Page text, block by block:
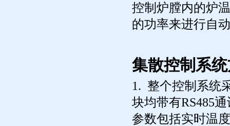
控制炉膛内的炉
的功率来进行自
集散控制系
1. 整个控制系统
块均带有RS485
参数包括实时温